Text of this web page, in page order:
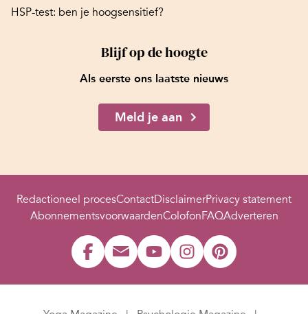
HSP-test: ben je hoogsensitief?
Blijf op de hoogte
Als eerste ons laatste nieuws
Meld je aan
Redactioneel procesContactDisclaimerPrivacy statement
AbonnementsvoorwaardenColofonFAQAdverteren